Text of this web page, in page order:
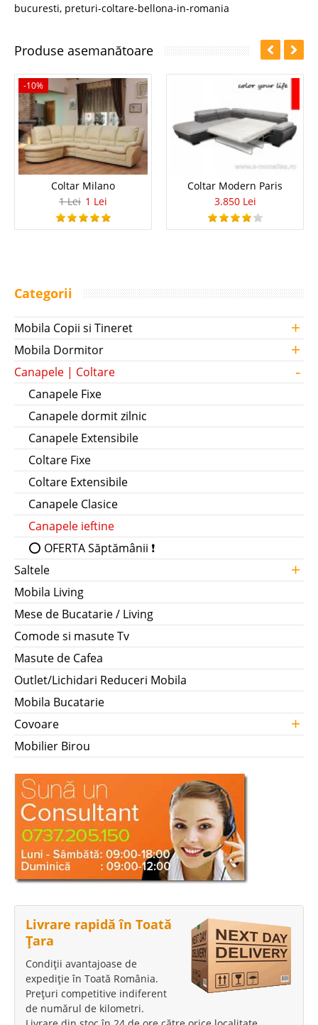
bucuresti, preturi-coltare-bellona-in-romania
Produse asemanătoare
-10%
Coltar Milano
1 Lei 1 Lei
Coltar Modern Paris
3.850 Lei
Categorii
Mobila Copii si Tineret +
Mobila Dormitor +
Canapele | Coltare -
Canapele Fixe
Canapele dormit zilnic
Canapele Extensibile
Coltare Fixe
Coltare Extensibile
Canapele Clasice
Canapele ieftine
⭕ OFERTA Săptămânii ❗
Saltele
+
Mobila Living
Mese de Bucatarie / Living
Comode si masute Tv
Masute de Cafea
Outlet/Lichidari Reduceri Mobila
Mobila Bucatarie
Covoare
+
Mobilier Birou
Livrare rapidă în Toată
Țara
Condiții avantajoase de
expediție în Toată România.
Prețuri competitive indiferent
de numărul de kilometri.